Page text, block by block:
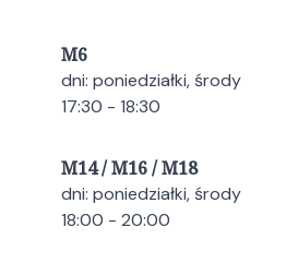
M6
dni: poniedziałki, środy
17:30 - 18:30
M14 / M16 / M18
dni: poniedziałki, środy
18:00 - 20:00